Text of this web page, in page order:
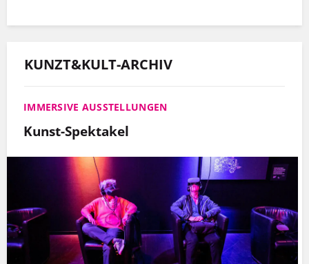
KUNZT&KULT-ARCHIV
IMMERSIVE AUSSTELLUNGEN
Kunst-Spektakel